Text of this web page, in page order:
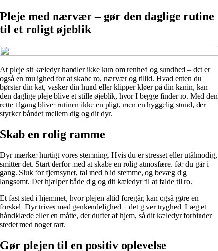
Pleje med nærvær – gør den daglige rutine
til et roligt øjeblik
At pleje sit kæledyr handler ikke kun om renhed og sundhed – det er
også en mulighed for at skabe ro, nærvær og tillid. Hvad enten du
børster din kat, vasker din hund eller klipper kløer på din kanin, kan
den daglige pleje blive et stille øjeblik, hvor I begge finder ro. Med den
rette tilgang bliver rutinen ikke en pligt, men en hyggelig stund, der
styrker båndet mellem dig og dit dyr.
Skab en rolig ramme
Dyr mærker hurtigt vores stemning. Hvis du er stresset eller utålmodig,
smitter det. Start derfor med at skabe en rolig atmosfære, før du går i
gang. Sluk for fjernsynet, tal med blid stemme, og bevæg dig
langsomt. Det hjælper både dig og dit kæledyr til at falde til ro.
Et fast sted i hjemmet, hvor plejen altid foregår, kan også gøre en
forskel. Dyr trives med genkendelighed – det giver tryghed. Læg et
håndklæde eller en måtte, der dufter af hjem, så dit kæledyr forbinder
stedet med noget rart.
Gør plejen til en positiv oplevelse